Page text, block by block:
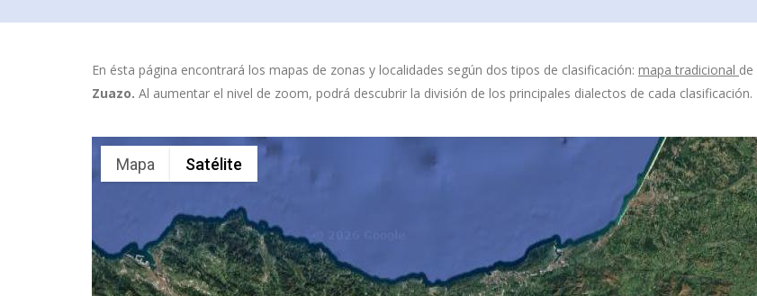
En ésta página encontrará los mapas de zonas y localidades según dos tipos de clasificación: mapa tradicional de
Zuazo. Al aumentar el nivel de zoom, podrá descubrir la división de los principales dialectos de cada clasificación.
Mapa Satélite